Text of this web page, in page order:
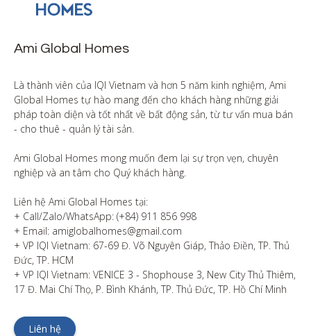
Ami Global Homes
Là thành viên của IQI Vietnam và hơn 5 năm kinh nghiệm, Ami
Global Homes tự hào mang đến cho khách hàng những giải
pháp toàn diện và tốt nhất về bất động sản, từ tư vấn mua bán
- cho thuê - quản lý tài sản.
Ami Global Homes mong muốn đem lại sự trọn vẹn, chuyên
nghiệp và an tâm cho Quý khách hàng.
Liên hệ Ami Global Homes tại:
+ Call/Zalo/WhatsApp: (+84) 911 856 998
+ Email: amiglobalhomes@gmail.com
+ VP IQI Vietnam: 67-69 Đ. Võ Nguyên Giáp, Thảo Điền, TP. Thủ
Đức, TP. HCM
+ VP IQI Vietnam: VENICE 3 - Shophouse 3, New City Thủ Thiêm,
17 Đ. Mai Chí Thọ, P. Bình Khánh, TP. Thủ Đức, TP. Hồ Chí Minh
Liên hệ